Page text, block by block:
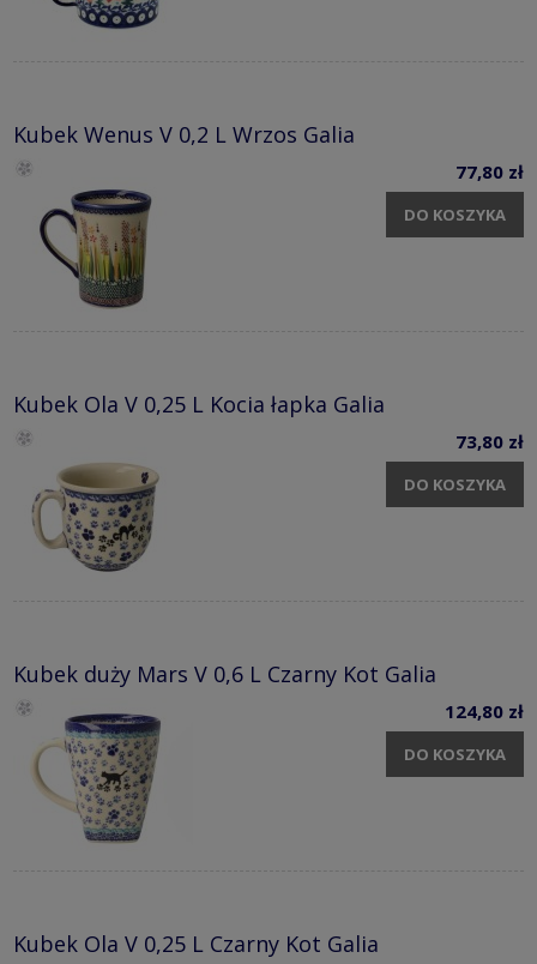
Kubek Wenus V 0,2 L Wrzos Galia
77,80 zł
DO KOSZYKA
Kubek Ola V 0,25 L Kocia łapka Galia
73,80 zł
DO KOSZYKA
Kubek duży Mars V 0,6 L Czarny Kot Galia
124,80 zł
DO KOSZYKA
Kubek Ola V 0,25 L Czarny Kot Galia